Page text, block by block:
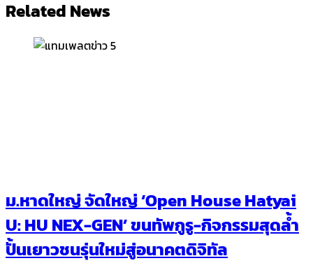
Related News
ม.หาดใหญ่ จัดใหญ่ ‘Open House Hatyai
U: HU NEX-GEN’ ขนทัพกูรู-กิจกรรมสุดล้ำ
ปั้นเยาวชนรุ่นใหม่สู่อนาคตดิจิทัล